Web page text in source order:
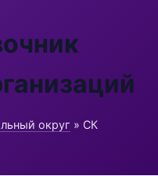
округ » СК